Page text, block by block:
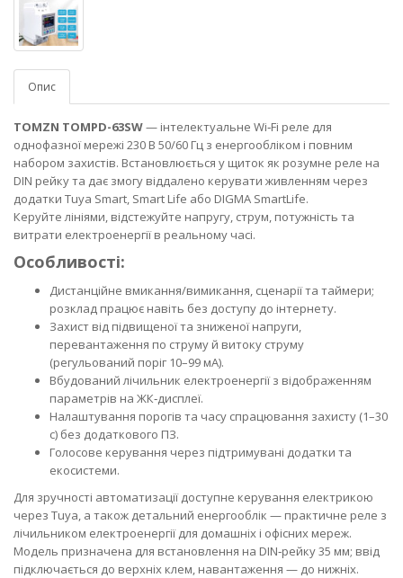
Опис
TOMZN TOMPD-63SW— інтелектуальне Wi‑Fi реле для
однофазної мережі 230 В 50/60 Гц з енергообліком і повним
набором захистів. Встановлюється у щиток як розумне реле на
DIN рейку та дає змогу віддалено керувати живленням через
додатки Tuya Smart, Smart Life або DIGMA SmartLife.
Керуйте лініями, відстежуйте напругу, струм, потужність та
витрати електроенергії в реальному часі.
Особливості:
Дистанційне вмикання/вимикання, сценарії та таймери;
розклад працює навіть без доступу до інтернету.
Захист від підвищеної та зниженої напруги,
перевантаження по струму й витоку струму
(регульований поріг 10–99 мА).
Вбудований лічильник електроенергії з відображенням
параметрів на ЖК‑дисплеї.
Налаштування порогів та часу спрацювання захисту (1–30
с) без додаткового ПЗ.
Голосове керування через підтримувані додатки та
екосистеми.
Для зручності автоматизації доступне керування електрикою
через Tuya, а також детальний енергооблік — практичне реле з
лічильником електроенергії для домашніх і офісних мереж.
Модель призначена для встановлення на DIN‑рейку 35 мм; ввід
підключається до верхніх клем, навантаження — до нижніх.